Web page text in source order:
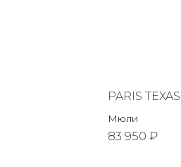
PARIS TEXAS
Мюли
83 950 ₽